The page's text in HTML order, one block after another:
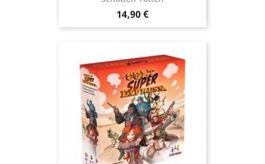
Prix
14,90 €